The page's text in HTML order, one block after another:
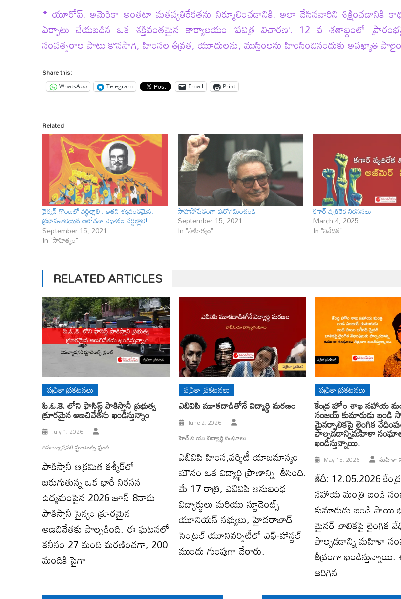
* యూరోప్, అమెరికా అంతటా మతవ్యతిరేకతను నిర్మూలించడానికి, అలా చేసినవారిని శిక్షించడానికి
ఏర్పాటు చేయబడిన ఒక శక్తివంతమైన కార్యాలయం ‘పవిత్ర విచారణ’. 12 వ శతాబ్దంలో
సంవత్సరాల పాటు కొనసాగి, హింసల తీవ్రత, యూదులను, ముస్లింలను హింసించినందుకు అపఖ్యాతి
Share this:
WhatsApp Telegram Email Print
Related
ఛైర్మన్ గొంజలో వర్ధిల్లాలి , అతని శక్తివంతమైన,
ప్రభావశాలియైన ఆలోచనా విధానం వర్ధిల్లాలి!
September 15, 2021
In "సాహిత్యం"
సాహ‌సోపేతంగా పురోగ‌మించండి
September 15, 2021
In "సాహిత్యం"
కగార్ వ్యతిరేక నిరసనలు
March 4, 2025
In "నివేదిక"
RELATED ARTICLES
పత్రికా ప్రకటనలు
పి.ఓ.కె. లోని ఫాసిస్ట్ పాకిస్తానీ ప్రభుత్వ
క్రూరమైన అణచివేతను ఖండిస్తున్నాం
July 1, 2026
రివల్యూషనరీ స్టూడెంట్స్ ఫ్రంట్
పాకిస్తానీ ఆక్రమిత కశ్మీర్‌లో
జరుగుతున్న ఒక భారీ నిరసన
ఉద్యమంపైన 2026 జూన్ 8నాడు
పాకిస్తానీ సైన్యం క్రూరమైన
అణచివేతకు పాల్పడింది. ఈ ఘటనలో
కనీసం 27 మంది మరణించగా, 200
మందికి పైగా
పత్రికా ప్రకటనలు
ఎబివిపి మూకదాడితోనే విద్యార్థి మరణం
June 2, 2026
హెచ్.సి.యు విద్యార్థి సంఘాలు
ఎబివిపి హింస,వర్శిటీ యాజమాన్యం
మౌనం ఒక విద్యార్థి ప్రాణాన్ని తీసింది.
మే 17 రాత్రి, ఎబివిపి అనుబంధ
విద్యార్థులు మరియు స్టూడెంట్స్
యూనియన్ సభ్యులు, హైదరాబాద్
సెంట్రల్ యూనివర్సిటీలో ఎఫ్-హాస్టల్
ముందు గుంపుగా చేరారు.
పత్రికా ప్రకటనలు
కేంద్ర హోం శాఖ సహాయ
సంజయ్ కుమారుడు
మైనర్బాలికపై లైంగిక
పాల్పడడాన్నిమహిళా
ఖండిస్తున్నాయి.
May 15, 2026 మహిళా
తేదీ: 12.05.2026
సహాయ మంత్రి బండి
కుమారుడు బండి సాయి
మైనర్ బాలికపై లైంగిక
పాల్పడడాన్ని మహిళా
తీవ్రంగా
జరిగిన